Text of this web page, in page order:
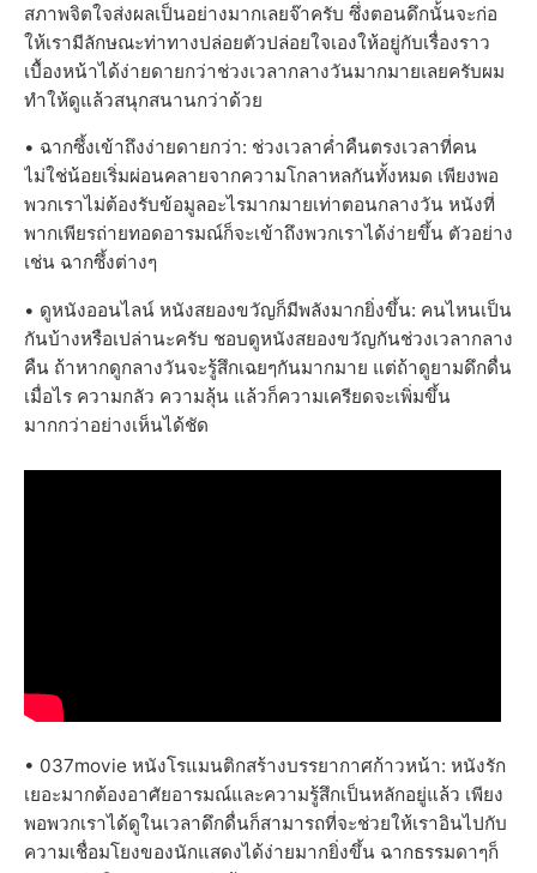
สภาพจิตใจส่งผลเป็นอย่างมากเลยจ๊าครับ ซึ่งตอนดึกนั้นจะก่อ
ให้เรามีลักษณะท่าทางปล่อยตัวปล่อยใจเองให้อยู่กับเรื่องราว
เบื้องหน้าได้ง่ายดายกว่าช่วงเวลากลางวันมากมายเลยครับผม
ทำให้ดูแล้วสนุกสนานกว่าด้วย
• ฉากซึ้งเข้าถึงง่ายดายกว่า: ช่วงเวลาค่ำคืนตรงเวลาที่คน
ไม่ใช่น้อยเริ่มผ่อนคลายจากความโกลาหลกันทั้งหมด เพียงพอ
พวกเราไม่ต้องรับข้อมูลอะไรมากมายเท่าตอนกลางวัน หนังที่
พากเพียรถ่ายทอดอารมณ์ก็จะเข้าถึงพวกเราได้ง่ายขึ้น ตัวอย่าง
เช่น ฉากซึ้งต่างๆ
• ดูหนังออนไลน์ หนังสยองขวัญก็มีพลังมากยิ่งขึ้น: คนไหนเป็น
กันบ้างหรือเปล่านะครับ ชอบดูหนังสยองขวัญกันช่วงเวลากลาง
คืน ถ้าหากดูกลางวันจะรู้สึกเฉยๆกันมากมาย แต่ถ้าดูยามดึกดื่น
เมื่อไร ความกลัว ความลุ้น แล้วก็ความเครียดจะเพิ่มขึ้น
มากกว่าอย่างเห็นได้ชัด
• 037movie หนังโรแมนติกสร้างบรรยากาศก้าวหน้า: หนังรัก
เยอะมากต้องอาศัยอารมณ์และความรู้สึกเป็นหลักอยู่แล้ว เพียง
พอพวกเราได้ดูในเวลาดึกดื่นก็สามารถที่จะช่วยให้เราอินไปกับ
ความเชื่อมโยงของนักแสดงได้ง่ายมากยิ่งขึ้น ฉากธรรมดาๆก็